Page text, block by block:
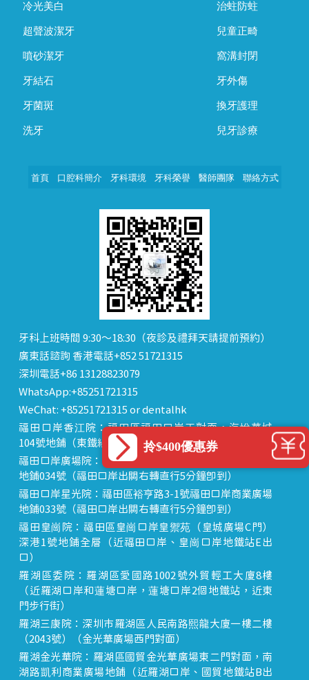
冷光美白
超聲波潔牙
噴砂潔牙
牙結石
牙菌斑
洗牙
治蛀防蛀
兒童正畸
窩溝封閉
牙外傷
換牙護理
兒牙診療
首頁 口腔科簡介 牙科環境 牙科榮譽 醫師團隊 聯絡方式
牙科上班時間 9:30～18:30（夜診及禮拜天請提前預約）
廣東話諮詢 香港電話+852 51721315
深圳電話+86 13128823079
WhatsApp:+85251721315
WeChat: +85251721315 or dentalhk
福田口岸香江院：福田區福田口岸正對面，海悅華城
104號地鋪（東鐵線落馬洲站出關對面即到）
福田口岸廣場院：福田區裕亨路3-1號福田口岸商業廣場
地鋪034號（福田口岸出關右轉直行5分鐘即到）
福田口岸星光院：福田區裕亨路3-1號福田口岸商業廣場
地鋪033號（福田口岸出關右轉直行5分鐘即到）
福田皇崗院：福田區皇崗口岸皇禦苑（皇城廣場C門）
深港1號地鋪全層（近福田口岸、皇崗口岸地鐵站E出
口）
羅湖區委院：羅湖區愛國路1002號外貿輕工大廈8樓
（近羅湖口岸和蓮塘口岸，蓮塘口岸2個地鐵站，近東
門步行街）
羅湖三康院：深圳市羅湖區人民南路熙龍大廈一樓二樓
（2043號）（金光華廣場西門對面）
羅湖金光華院：羅湖區國貿金光華廣場東二門對面，南
湖路凱利商業廣場地鋪（近羅湖口岸、國貿地鐵站B出
拎$400優惠券